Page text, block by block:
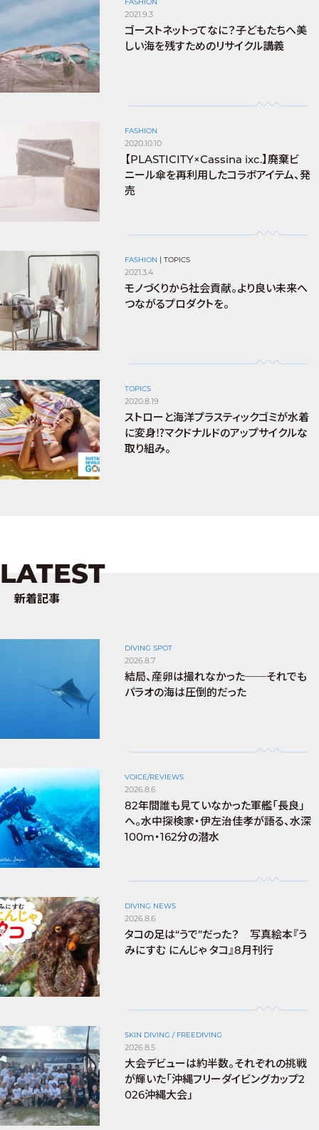
2021.9.3
ゴーストネットってなに？子どもたちへ美
しい海を残すためのリサイクル講義
FASHION
2020.10.10
【PLASTICITY×Cassina ixc.】廃棄ビ
ニール傘を再利用したコラボアイテム、発
売
FASHION |TOPICS
2021.3.4
モノづくりから社会貢献。より良い未来へ
つながるプロダクトを。
TOPICS
2020.8.19
ストローと海洋プラスティックゴミが水着
に変身⁉︎マクドナルドのアップサイクルな
取り組み。
LATEST
新着記事
DIVING SPOT
2026.8.7
結局、産卵は撮れなかった──それでも
パラオの海は圧倒的だった
VOICE/REVIEWS
2026.8.6
82年間誰も見ていなかった軍艦「長良」
へ。水中探検家・伊左治佳孝が語る、水深
100m・162分の潜水
DIVING NEWS
2026.8.6
タコの足は“うで”だった？ 写真絵本『う
みにすむ にんじゃ タコ』8月刊行
SKIN DIVING / FREEDIVING
2026.8.5
大会デビューは約半数。それぞれの挑戦
が輝いた「沖縄フリーダイビングカップ2
026沖縄大会」